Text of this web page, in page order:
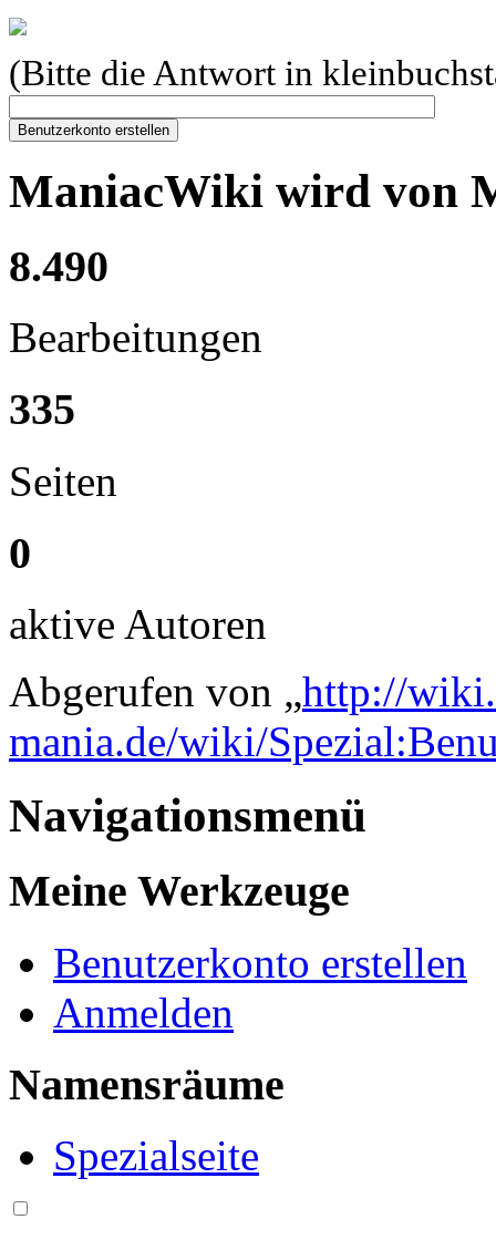
(Bitte die Antwort in
Benutzerkonto erstellen
ManiacWiki wird von
8.490
Bearbeitungen
335
Seiten
0
aktive Autoren
Abgerufen von „http://
mania.de/wiki/
Navigationsmenü
Meine Werkzeuge
Benutzerkonto erstellen
Anmelden
Namensräume
Spezialseite